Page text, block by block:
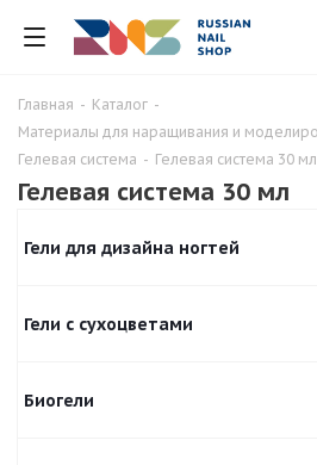
Главная - Каталог -
Материалы для наращивания и
Гелевая система - Гелевая система 30 мл
Гелевая система 30 мл
Гели для дизайна ногтей
Гели с сухоцветами
Биогели